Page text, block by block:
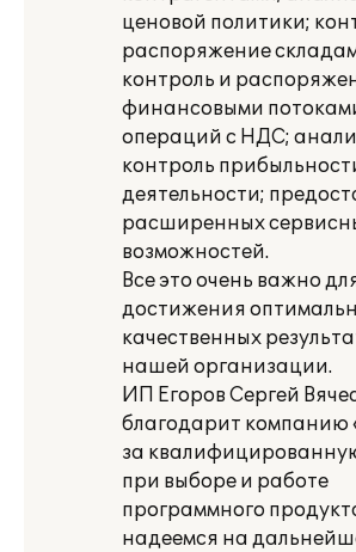
ценовой политики;
распоряжение
контроль и
финансовыми
операций с НДС;
контроль
деятельности;
расширенных
возможностей.
Все это очень важно
достижения
качественных
нашей организации.
ИП Егоров Сергей
благодарит компанию
за
при выборе и работе
программного
надеемся на